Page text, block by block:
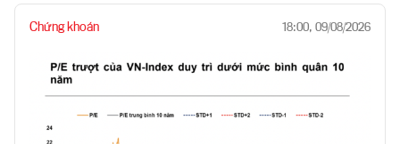
Chứng khoán 18:00, 09/08/2026